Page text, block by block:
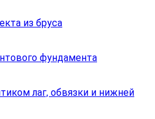
из бруса
фундамента
лаг, обвязки и нижней